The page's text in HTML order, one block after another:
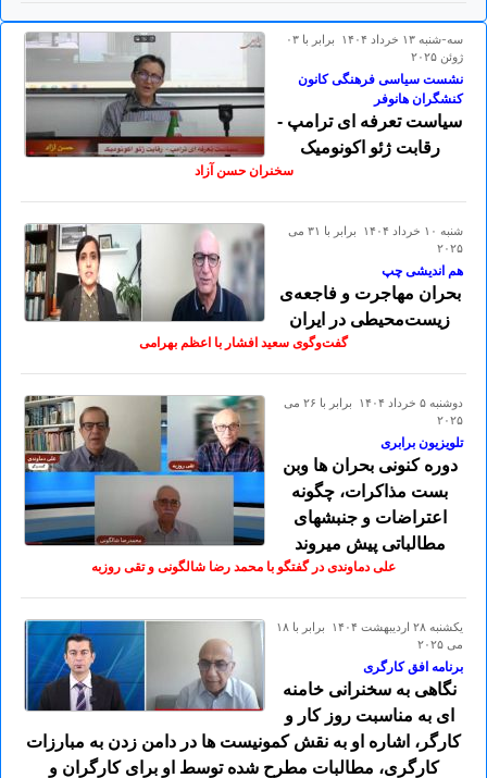
سه-شنبه ۱۳ خرداد ۱۴۰۴ برابر با ۰۳
ژوئن ۲۰۲۵
نشست سیاسی فرهنگی کانون
کنشگران هانوفر
سیاست تعرفه ای ترامپ -
رقابت ژئو اکونومیک
سخنران حسن آزاد
شنبه ۱۰ خرداد ۱۴۰۴ برابر با ۳۱ می
۲۰۲۵
هم اندیشی چپ
بحران مهاجرت و فاجعه‌ی
زيست‌محيطی در ايران
گفت‌وگوی سعید افشار با اعظم بهرامی
دوشنبه ۵ خرداد ۱۴۰۴ برابر با ۲۶ می
۲۰۲۵
تلویزیون برابری
دوره کنونی بحران ها وبن
بست مذاکرات، چگونه
اعتراضات و جنبشهای
مطالباتی پیش میروند
علی دماوندی در گفتگو با محمد رضا شالگونی و تقی روزبه
يكشنبه ۲۸ ارديبهشت ۱۴۰۴ برابر با ۱۸
می ۲۰۲۵
برنامه افق کارگری
نگاهی به سخنرانی خامنه
ای به مناسبت روز کار و
کارگر، اشاره او به نقش کمونیست ها در دامن زدن به مبارزات
کارگری، مطالبات مطرح شده توسط او برای کارگران و